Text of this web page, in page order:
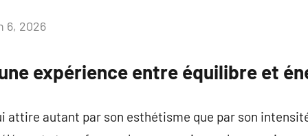
6, 2026
expérience entre équilibre et
attire autant par son esthétisme que par son